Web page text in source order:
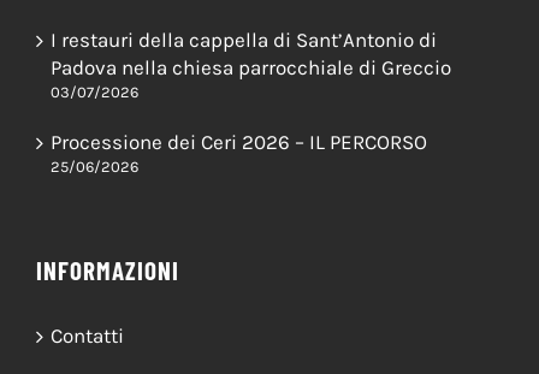
I restauri della cappella di Sant’Antonio di
Padova nella chiesa parrocchiale di Greccio
03/07/2026
Processione dei Ceri 2026 – IL PERCORSO
25/06/2026
INFORMAZIONI
Contatti